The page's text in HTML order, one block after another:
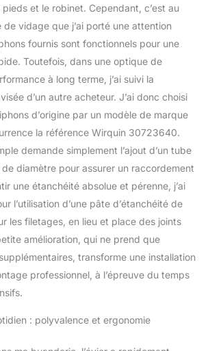
cuisine. Ce rangement
supplémentaire permet
bien organisée, avec tout
à portée de main pour un
usage pratique au
quotidien. Service Client
service client est à votre
disposition pour toute
question ou assistance.
Nous garantissons une
expérience d’achat fluide
et sommes toujours
prêts à vous aider avec
professionnalisme et
efficacité.
et le robinet. Cependant, c’est au
de vidage que j’ai porté une attention
fournis sont fonctionnels pour une
Toutefois, dans une optique de
à long terme, j’ai suivi la
d’un autre acheteur. J’ai donc choisi
d’origine par un modèle de marque
la référence Wirquin 30723640.
demande simplement l’ajout d’un tube
diamètre pour assurer un raccordement
une étanchéité absolue et pérenne, j’ai
l’utilisation d’une pâte d’étanchéité de
les filetages, en lieu et place des joints
amélioration, qui ne prend que
transforme une installation
professionnel, à l’épreuve du temps
: polyvalence et ergonomie